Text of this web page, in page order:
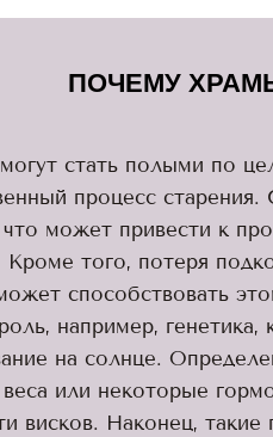
ПОЧЕМУ
стать полыми по
процесс
может привести к
Кроме того, потеря
способствовать
например,
на солнце.
или некоторые
висков. Наконец,